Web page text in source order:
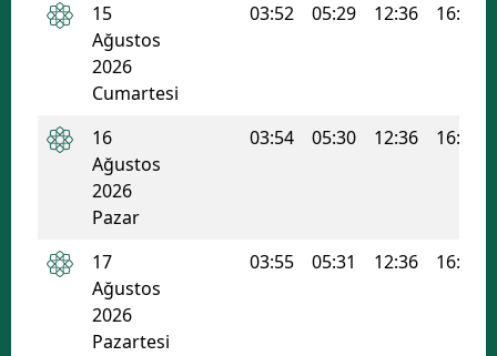
Manisa
15
Ağustos
2026
Cumartesi
03:52 05:29 12:36 16:25
16
Ağustos
2026
Pazar
03:54 05:30 12:36 16:25
17
Ağustos
2026
Pazartesi
03:55 05:31 12:36 16:24